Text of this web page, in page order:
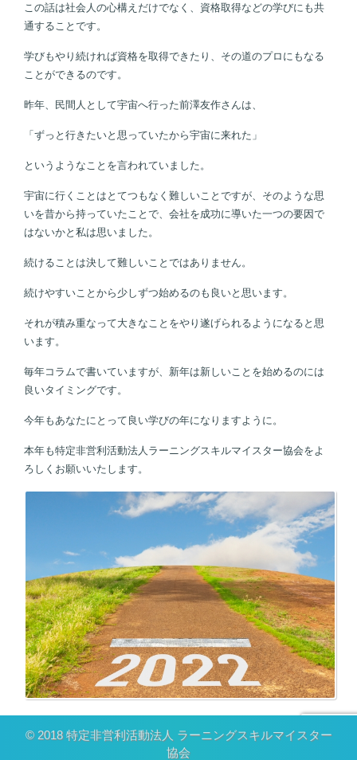
この話は社会人の心構えだけでなく、資格取得などの学びにも共
通することです。
学びもやり続ければ資格を取得できたり、その道のプロにもなる
ことができるのです。
昨年、民間人として宇宙へ行った前澤友作さんは、
「ずっと行きたいと思っていたから宇宙に来れた」
というようなことを言われていました。
宇宙に行くことはとてつもなく難しいことですが、そのような思
いを昔から持っていたことで、会社を成功に導いた一つの要因で
はないかと私は思いました。
続けることは決して難しいことではありません。
続けやすいことから少しずつ始めるのも良いと思います。
それが積み重なって大きなことをやり遂げられるようになると思
います。
毎年コラムで書いていますが、新年は新しいことを始めるのには
良いタイミングです。
今年もあなたにとって良い学びの年になりますように。
本年も特定非営利活動法人ラーニングスキルマイスター協会をよ
ろしくお願いいたします。
© 2018 特定非営利活動法人 ラーニングスキルマイスター
協会